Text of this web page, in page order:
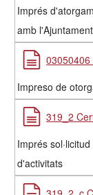
Imprés
amb
Impreso de
319_2
Imprés
d'activitats